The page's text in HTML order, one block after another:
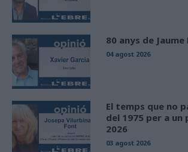
80 anys de Jaume
04 agost 2026
El temps que no
del 1975 per a un
2026
03 agost 2026